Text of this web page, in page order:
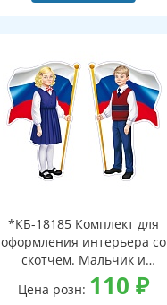
*КБ-18185 Комплект для
оформления интерьера со
скотчем. Мальчик и
девочка с Российским
флагом (2 плаката А4)
Цена розн: 110 ₽